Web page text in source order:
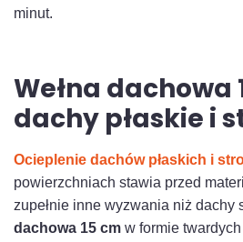
minut.
Wełna dachowa
dachy płaskie i
Ocieplenie dachów płaskich i
powierzchniach stawia przed
zupełnie inne wyzwania niż dachy
dachowa 15 cm w formie